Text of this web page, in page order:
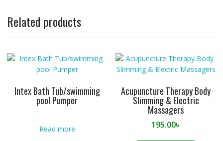
Related products
Intex Bath Tub/swimming
pool Pumper
Read more
Acupuncture Therapy Body
Slimming & Electric
Massagers
195.00৳